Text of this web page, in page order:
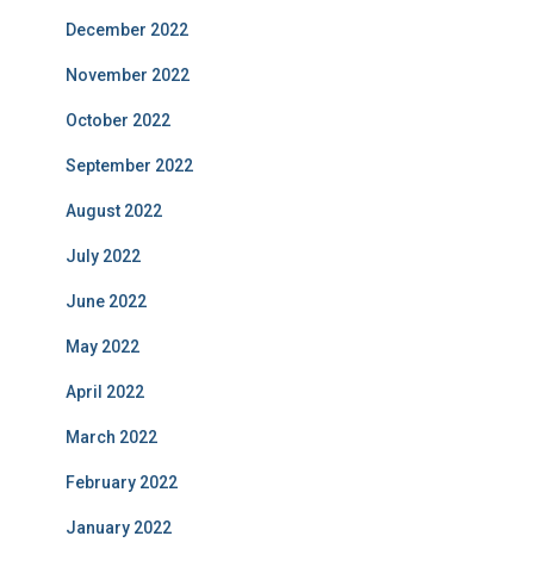
December 2022
November 2022
October 2022
September 2022
August 2022
July 2022
June 2022
May 2022
April 2022
March 2022
February 2022
January 2022